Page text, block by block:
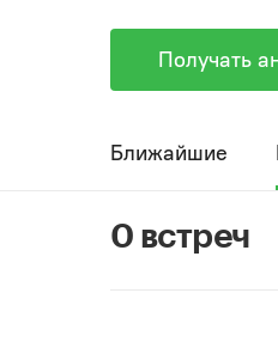
Получать
Ближайшие
0 встреч